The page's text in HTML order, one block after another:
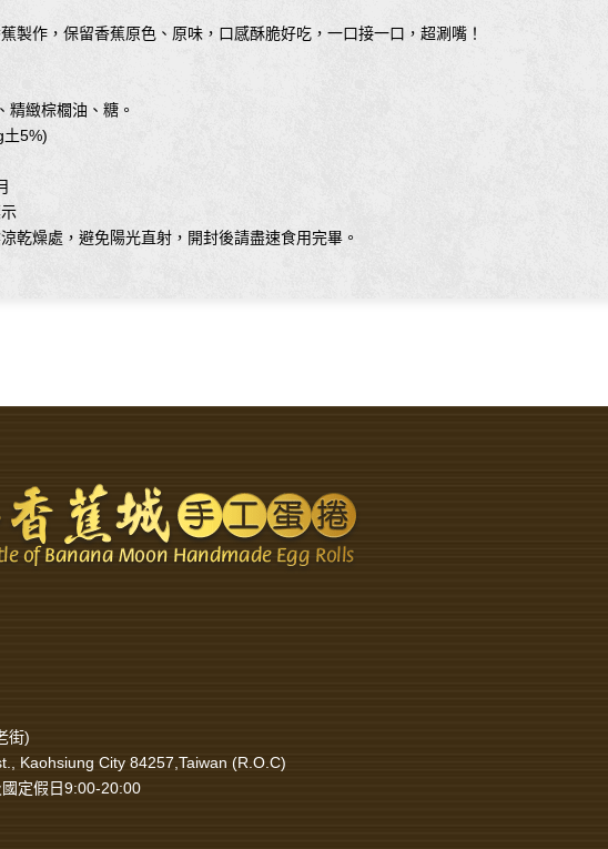
製作，保留香蕉原色、原味，口感酥脆好吃，一口接一口，超涮嘴！
緻棕櫚油、糖。
土5%)
乾燥處，避免陽光直射，開封後請盡速食用完畢。
街)
Kaohsiung City 84257,Taiwan (R.O.C)
定假日9:00-20:00